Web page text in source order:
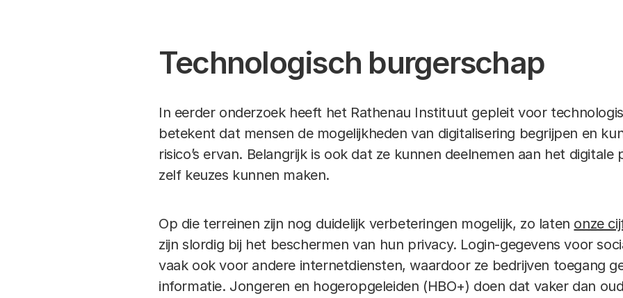
Technologisch burgerschap
In eerder onderzoek heeft het Rathenau Instituut gepleit voor
betekent dat mensen de mogelijkheden van digitalisering begrijpen en
risico’s ervan. Belangrijk is ook dat ze kunnen deelnemen aan het
zelf keuzes kunnen maken.
Op die terreinen zijn nog duidelijk verbeteringen mogelijk, zo laten onze
zijn slordig bij het beschermen van hun privacy. Login-gegevens voor
vaak ook voor andere internetdiensten, waardoor ze bedrijven toegang
informatie. Jongeren en hogeropgeleiden (HBO+) doen dat vaker dan